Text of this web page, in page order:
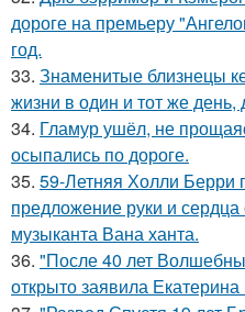
дороге на премьеру
год.
33. Знаменитые близнецы
жизни в один и тот же день,
34. Гламур ушёл, не
осыпались по дороге.
35. 59-Летняя Холли Берри
предложение руки и
музыканта Вана ханта.
36. "После 40 лет
открыто заявила